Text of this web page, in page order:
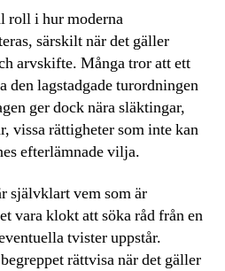
roll i hur moderna
särskilt när det gäller
arvskifte. Många tror att ett
den lagstadgade turordningen
ger dock nära släktingar,
vissa rättigheter som inte kan
efterlämnade vilja.
självklart vem som är
vara klokt att söka råd från en
tvister uppstår.
rättvisa när det gäller